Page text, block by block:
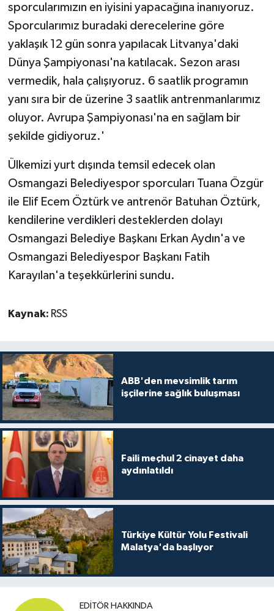
sporcularımızın en iyisini yapacağına inanıyoruz.
Sporcularımız buradaki derecelerine göre
yaklaşık 12 gün sonra yapılacak Litvanya'daki
Dünya Şampiyonası'na katılacak. Sezon arası
vermedik, hala çalışıyoruz. 6 saatlik programın
yanı sıra bir de üzerine 3 saatlik antrenmanlarımız
oluyor. Avrupa Şampiyonası'na en sağlam bir
şekilde gidiyoruz.'
Ülkemizi yurt dışında temsil edecek olan
Osmangazi Belediyespor sporcuları Tuana Özgür
ile Elif Ecem Öztürk ve antrenör Batuhan Öztürk,
kendilerine verdikleri desteklerden dolayı
Osmangazi Belediye Başkanı Erkan Aydın'a ve
Osmangazi Belediyespor Başkanı Fatih
Karayılan'a teşekkürlerini sundu.
Kaynak: RSS
ABB'den mevsimlik tarım
işçilerine sağlık buluşması
Faili meçhul 2 cinayet daha
aydınlatıldı
Türkiye Kültür Yolu Festivali
Malatya'da başlıyor
EDITÖR HAKKINDA